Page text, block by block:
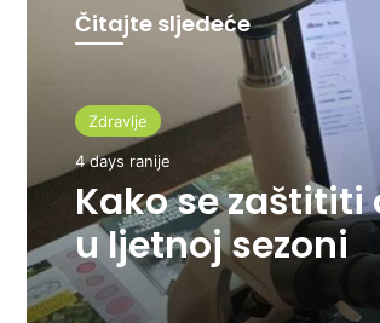
Čitajte sljedeće
Zdravlje
4 days ranije
Kako se zaštititi
u ljetnoj sezoni